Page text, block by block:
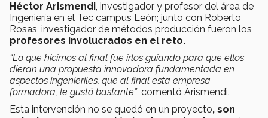
Héctor Arismendi, investigador y profesor del área de
Ingeniería en el Tec campus León; junto con Roberto
Rosas, investigador de métodos producción fueron los
profesores involucrados en el reto.
“Lo que hicimos al final fue irlos guiando para que ellos
dieran una propuesta innovadora fundamentada en
aspectos ingenieriles, que al final esta empresa
formadora, le gustó bastante”, comentó Arismendi.
Esta intervención no se quedó en un proyecto, son